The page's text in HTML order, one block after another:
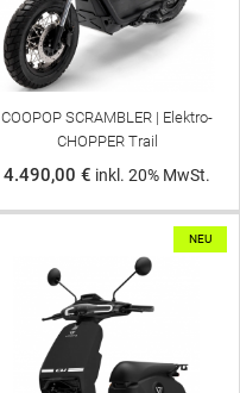
COOPOP SCRAMBLER | Elektro-
CHOPPER Trail
4.490,00 € inkl. 20% MwSt.
NEU